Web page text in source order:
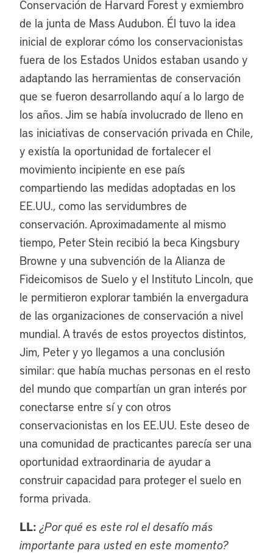
Conservación de Harvard Forest y exmiembro
de la junta de Mass Audubon. Él tuvo la idea
inicial de explorar cómo los conservacionistas
fuera de los Estados Unidos estaban usando y
adaptando las herramientas de conservación
que se fueron desarrollando aquí a lo largo de
los años. Jim se había involucrado de lleno en
las iniciativas de conservación privada en Chile,
y existía la oportunidad de fortalecer el
movimiento incipiente en ese país
compartiendo las medidas adoptadas en los
EE.UU., como las servidumbres de
conservación. Aproximadamente al mismo
tiempo, Peter Stein recibió la beca Kingsbury
Browne y una subvención de la Alianza de
Fideicomisos de Suelo y el Instituto Lincoln, que
le permitieron explorar también la envergadura
de las organizaciones de conservación a nivel
mundial. A través de estos proyectos distintos,
Jim, Peter y yo llegamos a una conclusión
similar: que había muchas personas en el resto
del mundo que compartían un gran interés por
conectarse entre sí y con otros
conservacionistas en los EE.UU. Este deseo de
una comunidad de practicantes parecía ser una
oportunidad extraordinaria de ayudar a
construir capacidad para proteger el suelo en
forma privada.
LL: ¿Por qué es este rol el desafío más
importante para usted en este momento?